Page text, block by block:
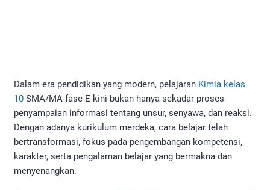
Dalam era pendidikan yang modern, pelajaran Kimia kelas
10 SMA/MA fase E kini bukan hanya sekadar proses
penyampaian informasi tentang unsur, senyawa, dan reaksi.
Dengan adanya kurikulum merdeka, cara belajar telah
bertransformasi, fokus pada pengembangan kompetensi,
karakter, serta pengalaman belajar yang bermakna dan
menyenangkan.